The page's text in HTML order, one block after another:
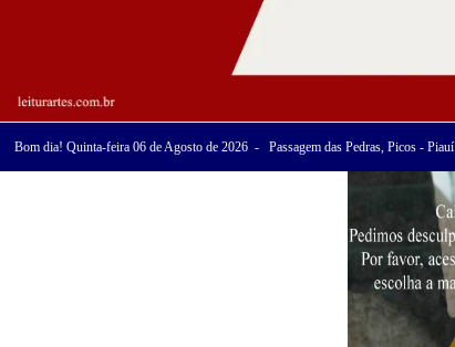
Bom dia! Quinta-feira 06 de Agosto de 2026 - Passagem das Pedras, Picos - Piauí